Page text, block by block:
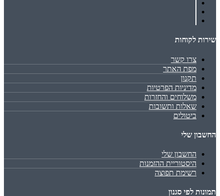
שירות לקוחות
צרו קשר
מפת האתר
תקנון
מדיניות הפרטיות
משלוחים והחזרות
שאלות ותשובות
ביטולים
החשבון שלי
החשבון שלי
היסטוריית ההזמנות
רשימת תפוצה
תמונות לפי סגנון